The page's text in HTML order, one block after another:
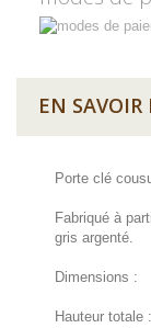
EN SAVOIR
Porte clé
Fabriqué à
gris argenté.
Dimensions :
Hauteur totale